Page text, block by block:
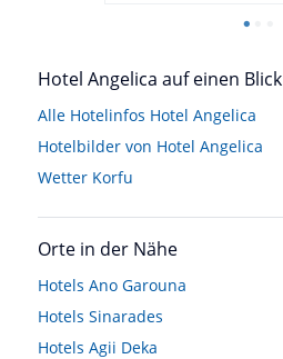
Hotel Angelica auf einen Blick
Alle Hotelinfos Hotel Angelica
Hotelbilder von Hotel Angelica
Wetter Korfu
Orte in der Nähe
Hotels Ano Garouna
Hotels Sinarades
Hotels Agii Deka